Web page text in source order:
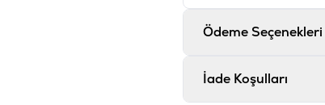
Ödeme Seçenekleri
İade Koşulları